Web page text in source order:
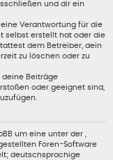
und dir ein
Verantwortung für die
selbst erstellt hat oder die
dem Betreiber, dein
zu löschen oder zu
deine Beiträge
oder geeignet sind,
um eine unter der „
Foren-Software
deutschsprachige